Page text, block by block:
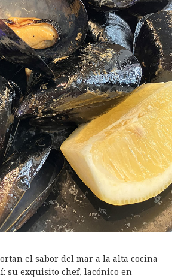
el sabor del mar a la alta cocina
su exquisito chef, lacónico en